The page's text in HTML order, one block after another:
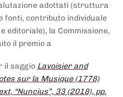
adottati (struttura
fonti, contributo individuale
editoriale), la Commissione,
il premio a
il saggio Lavoisier and
sur la Musique (1778)
“Nuncius”, 33 (2018), pp.